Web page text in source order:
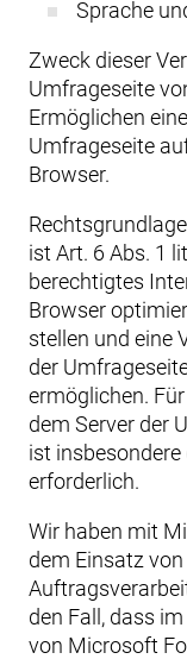
Sprache
Zweck dieser
Umfrageseite
Ermöglichen
Umfrageseite
Browser.
ist Art. 6 Abs. 1
berechtigtes
Browser
stellen und eine
der
ermöglichen.
dem Server der
ist insbesondere
erforderlich.
Wir haben mit
dem Einsatz
den Fall, dass
von Microsoft